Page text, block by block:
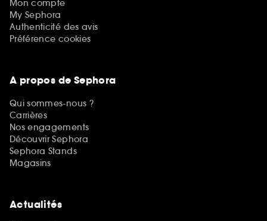
Mon compte
My Sephora
Authenticité des avis
Préférence cookies
A propos de Sephora
Qui sommes-nous ?
Carrières
Nos engagements
Découvrir Sephora
Sephora Stands
Magasins
Actualités